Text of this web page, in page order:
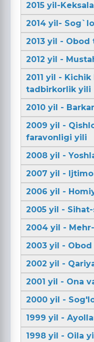
2015 yil-
2014 yil-
2013 yil -
2012 yil -
2011 yil -
tadbirkorlik yili
2010 yil -
2009 yil -
faravonligi yili
2008 yil -
2007 yil -
2006 yil -
2005 yil -
2004 yil -
2003 yil -
2002 yil -
2001 yil - Ona
2000 yil -
1999 yil -
1998 yil - Oila